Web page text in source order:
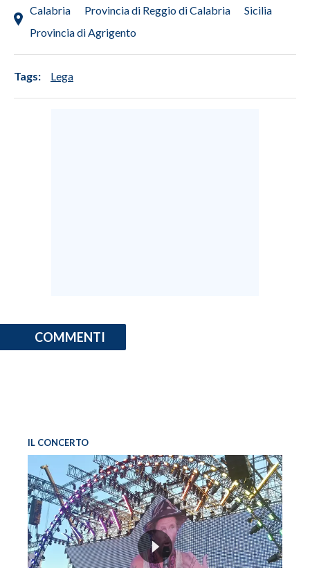
Calabria Provincia di Reggio di Calabria
Sicilia
Provincia di Agrigento
Tags: Lega
COMMENTI
IL CONCERTO